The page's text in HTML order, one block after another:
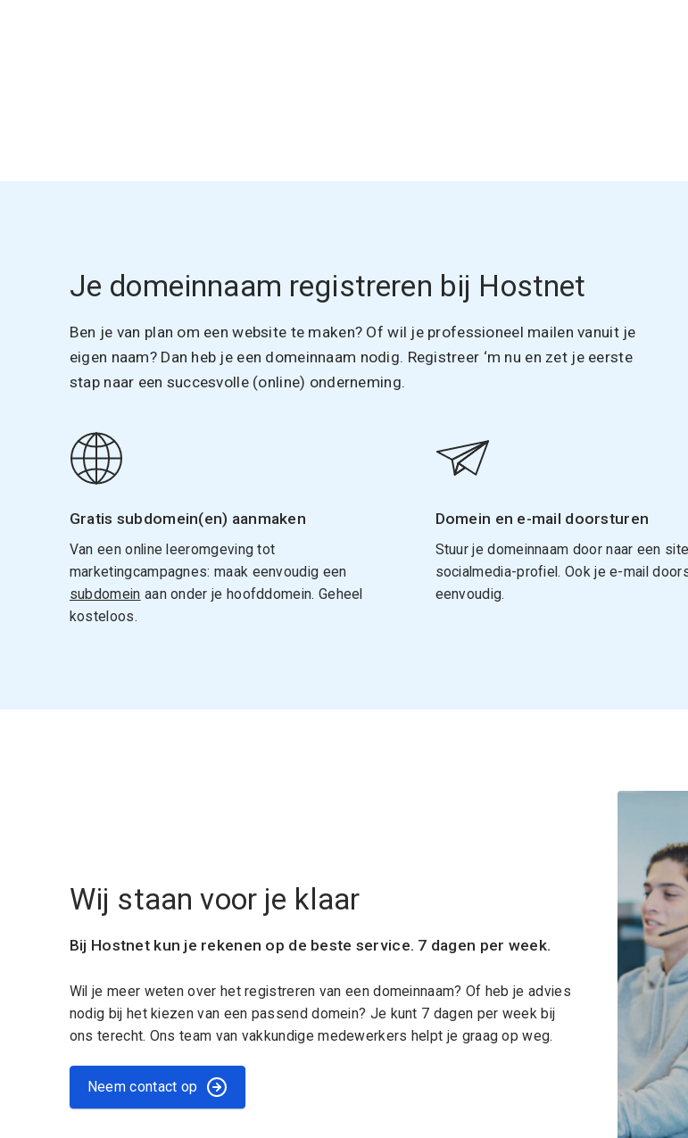
Je domeinnaam registreren bij Hostnet
Ben je van plan om een website te maken? Of wil je professioneel mailen vanuit je
eigen naam? Dan heb je een domeinnaam nodig. Registreer ‘m nu en zet je eerste
stap naar een succesvolle (online) onderneming.
Gratis subdomein(en) aanmaken
Van een online leeromgeving tot
marketingcampagnes: maak eenvoudig een
subdomein aan onder je hoofddomein. Geheel
kosteloos.
Domein en e-mail doorsturen
Stuur je domeinnaam door naar een
socialmedia-profiel. Ook je e-mail
eenvoudig.
Wij staan voor je klaar
Bij Hostnet kun je rekenen op de beste service. 7 dagen per week.
Wil je meer weten over het registreren van een domeinnaam? Of heb je advies
nodig bij het kiezen van een passend domein? Je kunt 7 dagen per week bij
ons terecht. Ons team van vakkundige medewerkers helpt je graag op weg.
Neem contact op